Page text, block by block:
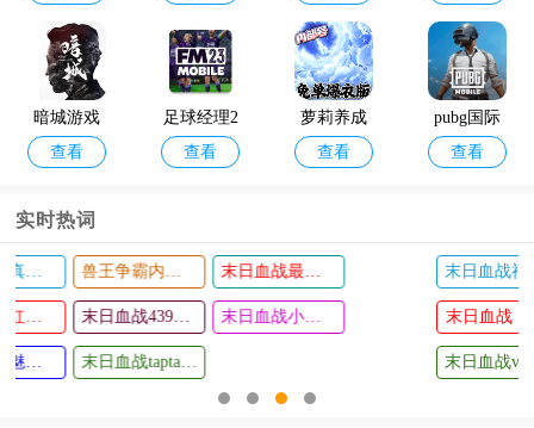
版
暗城游戏
查看
足球经理2
023安卓版
查看
萝莉养成
计划0.1折
查看
pubg国际
服地铁逃
查看
wwe2k17
手机游戏
查看
2023泰坦
之路国际
服手机版
实时热词
末日血战福利版 末日血战破解版无限钻石无限金币版
末日血战 末日血战果盘版 末日血战正版
末日血战vivo版